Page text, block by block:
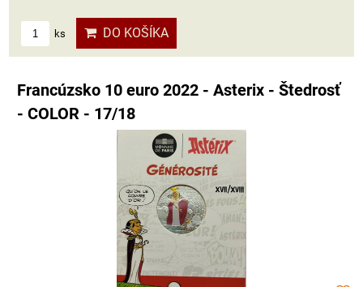
ks DO KOŠÍKA
Francúzsko 10 euro 2022 - Asterix - Štedrosť
- COLOR - 17/18